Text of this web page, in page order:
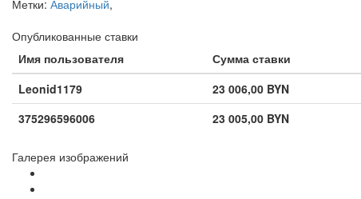
Метки: Аварийный,
Опубликованные ставки
Имя пользователя
Сумма ставки
Leonid1179
23 006,00 BYN
375296596006
23 005,00 BYN
Галерея изображений